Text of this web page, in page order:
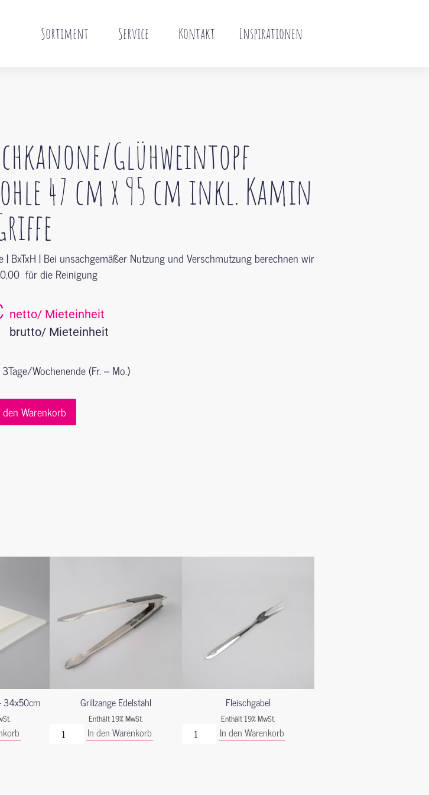
Sortiment Service Kontakt Inspirationen
Glühweintopf
47 cm x 95 cm inkl. Kamin
| BxTxH | Bei unsachgemäßer Nutzung und Verschmutzung berechnen wir
 für die Reinigung
netto/ Mieteinheit
brutto/ Mieteinheit
Wochenende (Fr. – Mo.)
Warenkorb
34x50cm Grillzange Edelstahl
Enthält 19% MwSt.
In den Warenkorb
Fleischgabel
Enthält 19% MwSt.
In den Warenkorb